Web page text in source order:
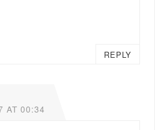
REPLY
AT 00:34